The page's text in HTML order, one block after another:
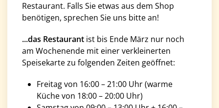
Restaurant. Falls Sie etwas aus dem Shop
benötigen, sprechen Sie uns bitte an!
...das Restaurant ist bis Ende März nur noch
am Wochenende mit einer verkleinerten
Speisekarte zu folgenden Zeiten geöffnet:
Freitag von 16:00 – 21:00 Uhr (warme
Küche von 18:00 – 20:00 Uhr)